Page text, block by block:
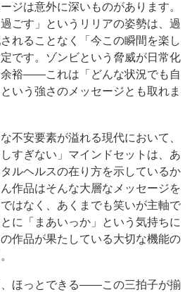
ジは意外に深いものがあります。
ごす」というリリアの姿勢は、過
れることなく「今この瞬間を楽し
です。ゾンビという脅威が日常化
余裕——これは「どんな状況でも自
いう強さのメッセージとも取れま
不安要素が溢れる現代において、
すぎない」マインドセットは、あ
ルヘルスの在り方を示しているか
作品はそんな大層なメッセージを
はなく、あくまでも笑いが主軸で
に「まあいっか」という気持ちに
作品が果たしている大切な機能の
、ほっとできる——この三拍子が揃